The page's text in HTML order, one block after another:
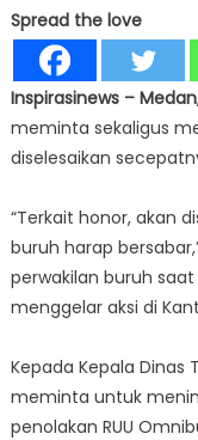
Spread the love
Inspirasinews –
meminta sekaligus
diselesaikan
“Terkait honor, akan
buruh harap
perwakilan buruh
menggelar aksi di
Kepada Kepala Dinas
meminta untuk
penolakan RUU